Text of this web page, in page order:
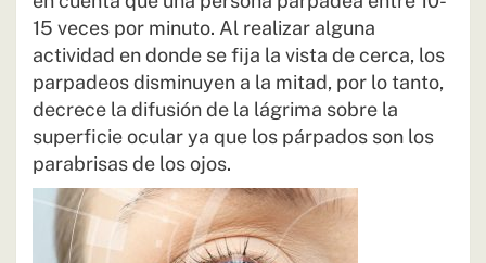
15 veces por minuto. Al realizar alguna
actividad en donde se fija la vista de cerca, los
parpadeos disminuyen a la mitad, por lo tanto,
decrece la difusión de la lágrima sobre la
superficie ocular ya que los párpados son los
parabrisas de los ojos.